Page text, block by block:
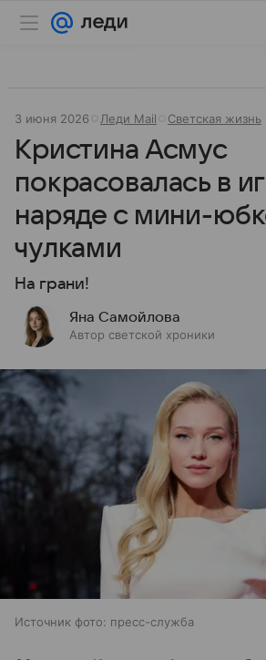
3 июня 2026 Леди Mail Светская жизнь
Кристина Асмус
покрасовалась в
наряде с мини-
чулками
На грани!
Яна Самойлова
Автор светской хроники
Источник фото: пресс-служба